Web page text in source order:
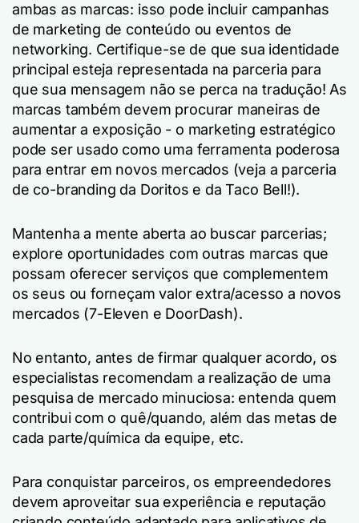
ambas as marcas: isso pode incluir campanhas
de marketing de conteúdo ou eventos de
networking. Certifique-se de que sua identidade
principal esteja representada na parceria para
que sua mensagem não se perca na tradução! As
marcas também devem procurar maneiras de
aumentar a exposição - o marketing estratégico
pode ser usado como uma ferramenta poderosa
para entrar em novos mercados (veja a parceria
de co-branding da Doritos e da Taco Bell!).
Mantenha a mente aberta ao buscar parcerias;
explore oportunidades com outras marcas que
possam oferecer serviços que complementem
os seus ou forneçam valor extra/acesso a novos
mercados (7-Eleven e DoorDash).
No entanto, antes de firmar qualquer acordo, os
especialistas recomendam a realização de uma
pesquisa de mercado minuciosa: entenda quem
contribui com o quê/quando, além das metas de
cada parte/química da equipe, etc.
Para conquistar parceiros, os empreendedores
devem aproveitar sua experiência e reputação